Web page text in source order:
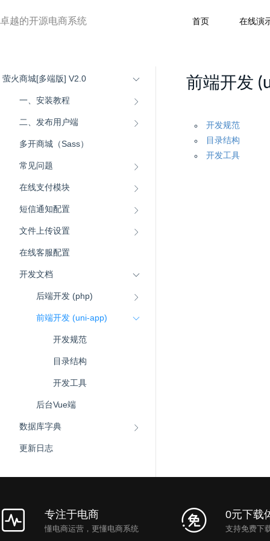
卓越的开源电商系统 首页 在线演
萤火商城[多端版] V2.0
一、安装教程
二、发布用户端
多开商城（Sass）
常见问题
在线支付模块
短信通知配置
文件上传设置
在线客服配置
开发文档
后端开发 (php)
前端开发 (uni-app)
开发规范
目录结构
开发工具
后台Vue端
数据库字典
更新日志
前端开发
开发规范
目录结构
开发工具
专注于电商
懂电商运营，更懂电商系统
0元下载
支持免费下